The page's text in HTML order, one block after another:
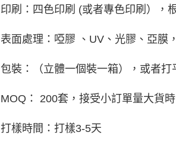
印刷：四色印刷 (或者專色印刷），
表面處理：啞膠 、UV、光膠、亞膜
包裝：（立體一個裝一箱），或者
MOQ： 200套，接受小訂單量大貨時
打樣時間：打樣3-5天